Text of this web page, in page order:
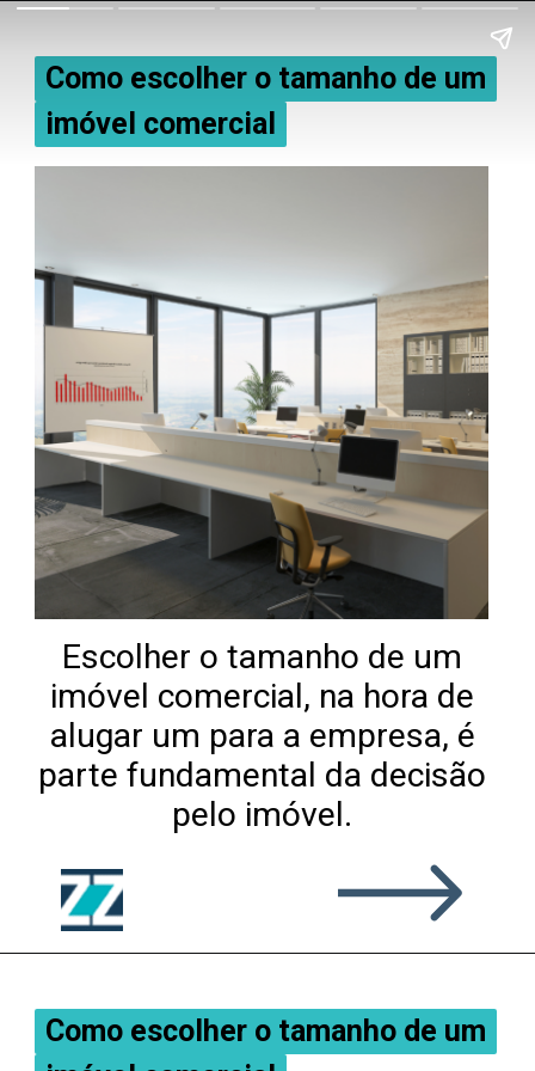
Escolher o tamanho de um
imóvel comercial, na hora de
alugar um para a empresa, é
parte fundamental da decisão
pelo imóvel.
Como escolher o tamanho de um
imóvel comercial
Como escolher o tamanho de um
imóvel comercial
Como escolher o tamanho de um
Como escolher o tamanho de um